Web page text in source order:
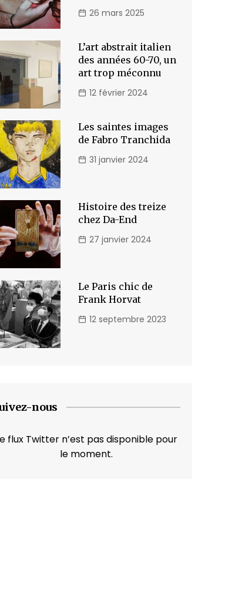
26 mars 2025
L’art abstrait italien
des années 60-70, un
art trop méconnu
12 février 2024
Les saintes images
de Fabro Tranchida
31 janvier 2024
Histoire des treize
chez Da-End
27 janvier 2024
Le Paris chic de
Frank Horvat
12 septembre 2023
nous
flux Twitter n’est pas disponible pour
le moment.